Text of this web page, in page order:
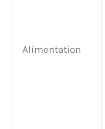
Alimentation